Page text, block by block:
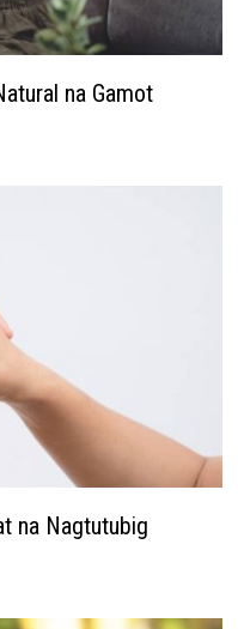
na Gamot
na Nagtutubig